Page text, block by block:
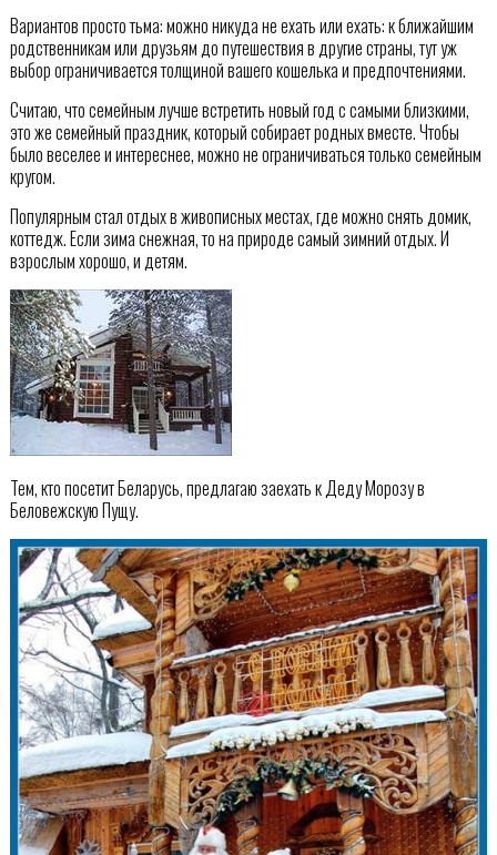
Вариантов просто тьма: можно никуда не ехать или ехать: к ближайшим
родственникам или друзьям до путешествия в другие страны, тут уж
выбор ограничивается толщиной вашего кошелька и предпочтениями.
Считаю, что семейным лучше встретить новый год с самыми близкими,
это же семейный праздник, который собирает родных вместе. Чтобы
было веселее и интереснее, можно не ограничиваться только семейным
кругом.
Популярным стал отдых в живописных местах, где можно снять домик,
коттедж. Если зима снежная, то на природе самый зимний отдых. И
взрослым хорошо, и детям.
Тем, кто посетит Беларусь, предлагаю заехать к Деду Морозу в
Беловежскую Пущу.